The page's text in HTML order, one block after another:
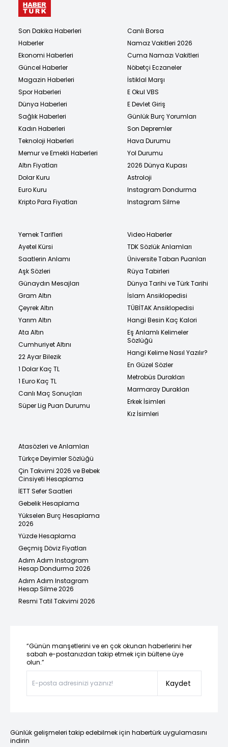
Son Dakika Haberleri
Haberler
Ekonomi Haberleri
Güncel Haberler
Magazin Haberleri
Spor Haberleri
Dünya Haberleri
Sağlık Haberleri
Kadın Haberleri
Teknoloji Haberleri
Memur ve Emekli Haberleri
Altın Fiyatları
Dolar Kuru
Euro Kuru
Kripto Para Fiyatları
Canlı Borsa
Namaz Vakitleri 2026
Cuma Namazı Vakitleri
Nöbetçi Eczaneler
İstiklal Marşı
E Okul VBS
E Devlet Giriş
Günlük Burç Yorumları
Son Depremler
Hava Durumu
Yol Durumu
2026 Dünya Kupası
Astroloji
Instagram Dondurma
Instagram Silme
Yemek Tarifleri
Ayetel Kürsi
Saatlerin Anlamı
Aşk Sözleri
Günaydın Mesajları
Gram Altın
Çeyrek Altın
Yarım Altın
Ata Altın
Cumhuriyet Altını
22 Ayar Bilezik
1 Dolar Kaç TL
1 Euro Kaç TL
Canlı Maç Sonuçları
Süper Lig Puan Durumu
Video Haberler
TDK Sözlük Anlamları
Üniversite Taban Puanları
Rüya Tabirleri
Dünya Tarihi ve Türk Tarihi
İslam Ansiklopedisi
TÜBİTAK Ansiklopedisi
Hangi Besin Kaç Kalori
Eş Anlamlı Kelimeler
Sözlüğü
Hangi Kelime Nasıl Yazılır?
En Güzel Sözler
Metrobüs Durakları
Marmaray Durakları
Erkek İsimleri
Kız İsimleri
Atasözleri ve Anlamları
Türkçe Deyimler Sözlüğü
Çin Takvimi 2026 ve Bebek
Cinsiyeti Hesaplama
İETT Sefer Saatleri
Gebelik Hesaplama
Yükselen Burç Hesaplama
2026
Yüzde Hesaplama
Geçmiş Döviz Fiyatları
Adım Adım Instagram
Hesap Dondurma 2026
Adım Adım Instagram
Hesap Silme 2026
Resmi Tatil Takvimi 2026
“Günün manşetlerini ve en çok okunan haberlerini her
sabah e-postanızdan takip etmek için bültene üye
olun.”
Kaydet
Günlük gelişmeleri takip edebilmek için habertürk uygulamasını
indirin